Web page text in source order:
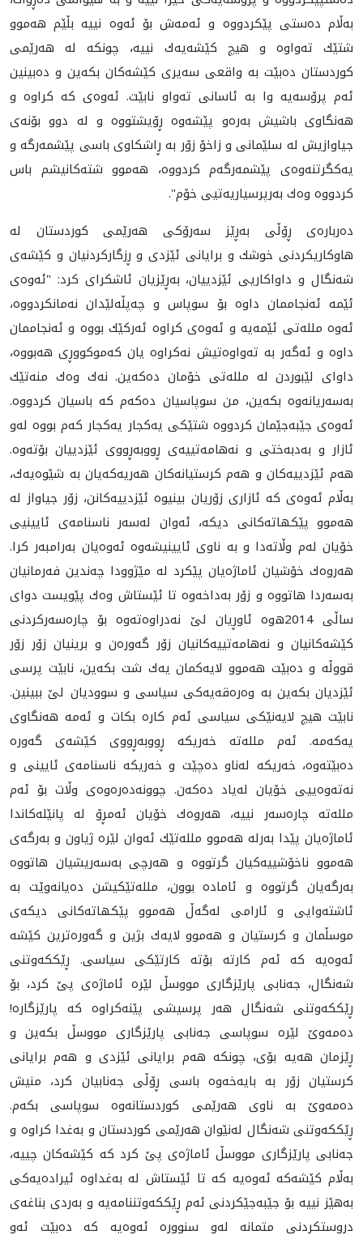
به‌ڵام ده‌ستی پێكردووه‌ و ئه‌مه‌ش بۆ ئه‌وه‌ نییه‌ بڵێم هه‌موو
شتێك ته‌واوه‌ و هیچ كێشه‌یه‌ك نییه‌، چونكه‌ له‌ هه‌رێمی
كوردستان ده‌بێت به‌ واقعی سه‌یری كێشه‌كان بكه‌ین و ده‌بینین
ئه‌م پرۆسه‌یه‌ وا به‌ ئاسانی ته‌واو نابێت. ئه‌وه‌ی كه‌ كراوه‌ و
هه‌نگاوی باشیش به‌ره‌و پێشه‌وه‌ ڕۆیشتووه‌ و له‌ دوو بۆنه‌ی
جیاوازیش له‌ سلێمانی و زاخۆ زۆر به‌ ڕاشكاوی باسی پێشمه‌رگه‌ و
یه‌كگرتنه‌وه‌ی پێشمه‌رگه‌م كردووه،‌ هه‌موو شته‌كانیشم باس
كردووه‌ وه‌ك به‌رپرسیاريه‌تیی خۆم".
ده‌رباره‌ی ڕۆڵی به‌ڕێز سه‌رۆكی هه‌رێمی كوردستان له‌
هاوكاریكردنی خوشك و برایانی ئێزدی و ڕزگاركردنیان و كێشه‌ی
شه‌نگال و داواكاريی ئێزدییان، به‌ڕێزیان ئاشكرای كرد: "ئه‌وه‌ی
ئێمه‌ ئه‌نجاممان داوه‌ بۆ سوپاس و چه‌پڵه‌لێدان نه‌مانكردووه‌،
ئه‌وه‌ ملله‌تی ئێمه‌یه‌ و ئه‌وه‌ی كراوه‌ ئه‌ركێك بووه‌ و ئه‌نجاممان
داوه‌ و ئه‌گه‌ر به‌ ته‌واوه‌تیش نه‌كراوه‌ یان كه‌موكووڕی هه‌بووه‌،
داوای لێبوردن له‌ ملله‌تی خۆمان ده‌كه‌ین. نه‌ك وه‌ك منه‌تێك
به‌سه‌ریانه‌وه‌ بكه‌ین، من سوپاسیان ده‌كه‌م كه‌ باسیان كردووه‌.
ئه‌وه‌ی جێبه‌جێمان كردووه‌ شتێكی یه‌كجار یه‌كجار كه‌م بووه‌ له‌و
ئازار و به‌دبه‌ختی و نه‌هامه‌تیيه‌ی ڕووبه‌ڕووی ئێزدییان بۆته‌وه‌.
هه‌م ئێزدییه‌كان و هه‌م كرستیانه‌كان هه‌ریه‌كه‌یان به‌ شێوه‌یه‌ك،
به‌ڵام ئه‌وه‌ی كه‌ ئازاری زۆریان بینیوه‌ ئێزدییه‌كانن، زۆر جیاواز له‌
هه‌موو پێكهاته‌كانی دیكه‌، ئه‌وان له‌سه‌ر ناسنامه‌ی ئایینیی
خۆیان له‌م وڵاته‌دا و به‌ ناوی ئایينیشه‌وه‌ ئه‌وه‌یان به‌رامبه‌ر كرا.
هه‌روه‌ك خۆشیان ئاماژه‌یان پێكرد له‌ مێژوودا چه‌ندین فه‌رمانیان
به‌سه‌ردا هاتووه‌ و زۆر به‌داخه‌وه‌ تا ئێستاش وه‌ك پێویست دوای
ساڵی 2014ه‌وه‌ ئاوڕیان لێ نه‌دراوه‌ته‌وه‌ بۆ چاره‌سه‌ركردنی
كێشه‌كانیان و نه‌هامه‌تییه‌كانیان زۆر گه‌وره‌ن و برینیان زۆر زۆر
قووڵه‌ و ده‌بێت هه‌موو لایه‌كمان یه‌ك شت بكه‌ین، نابێت پرسی
ئێزدیان بكه‌ین به‌ وه‌ره‌قه‌یه‌كی سیاسی و سوودیان لێ ببینین.
نابێت هیچ لایه‌نێكی سیاسی ئه‌م كاره‌ بكات و ئه‌مه‌ هه‌نگاوی
یه‌كه‌مه‌. ئه‌م ملله‌ته‌ خه‌ریكه‌ ڕووبه‌ڕووی كێشه‌ی گه‌وره‌
ده‌بێته‌وه‌، خه‌ريكه‌ له‌ناو ده‌چێت و خه‌ریكه‌ ناسنامه‌ی ئایينی و
نه‌ته‌وه‌یيی خۆیان له‌یاد ده‌كه‌ن. چوونه‌ده‌ره‌وه‌ی وڵات بۆ ئه‌م
ملله‌ته‌ چاره‌سه‌ر نییه‌، هه‌روه‌ك خۆیان ئه‌مڕۆ له‌ پانێله‌كاندا
ئاماژه‌یان پێدا به‌رله‌ هه‌موو ملله‌تێك ئه‌وان لێره‌ ژیاون و به‌رگه‌ی
هه‌موو ناخۆشییه‌كیان گرتووه‌ و هه‌رچی به‌سه‌ریشیان هاتووه‌
به‌رگه‌یان گرتووه‌ و ئاماده ‌بوون، ملله‌تێكیشن ده‌یانه‌وێت به‌
ئاشته‌وایی و ئارامى‌ له‌گه‌ڵ هه‌موو پێكهاته‌كانی دیكه‌ى
موسڵمان و كرستیان و هه‌موو لایه‌ك بژین و گه‌وره‌ترین كێشه‌
ئه‌وه‌یه‌ كه‌ ئه‌م كارته‌ بۆته‌ كارتێكی سیاسی. ڕێككه‌وتنی
شه‌نگال، جه‌نابی پارێزگاری مووسڵ لێره‌ ئاماژه‌ی پێ كرد، بۆ
ڕێككه‌وتنی شه‌نگال هه‌ر پرسیشی پێنه‌كراوه‌ كه‌ پارێزگاره‌!
ده‌مه‌وێ لێره‌ سوپاسی جه‌نابی پارێزگاری مووسڵ بكه‌ین و
ڕێزمان هه‌یه‌ بۆی، چونكه‌ هه‌م برایانی ئێزدی و هه‌م برایانی
كرستیان زۆر به‌ بایه‌خه‌وه‌ باسی ڕۆڵی جه‌نابیان كرد، منیش
ده‌مه‌وێ به‌ ناوی هه‌رێمی كوردستانه‌وه‌ سوپاسی بكه‌م.
ڕێككه‌وتنی شه‌نگال له‌نێوان هه‌رێمی كوردستان و به‌غدا كراوه‌ و
جه‌نابی پارێزگاری مووسڵ ئاماژه‌ی پێ كرد كه‌ كێشه‌كان چییه‌،
به‌ڵام كێشه‌كه‌ ئه‌وه‌یه‌ كه‌ تا ئێستاش له‌ به‌غداوه‌ ئیراده‌یه‌كی
به‌هێز نییه‌ بۆ جێبه‌جێكردنی ئه‌م ڕێككه‌وتننامه‌یه‌ و به‌ردی بناغه‌ی
دروستكردنی متمانه‌ له‌و سنووره‌ ئه‌وه‌یه‌ كه‌ ده‌بێت ئه‌و